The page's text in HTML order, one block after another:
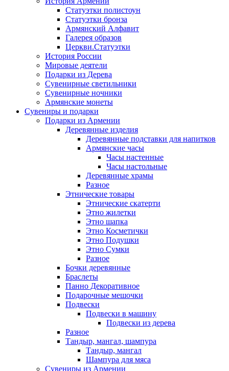
Статуэтки полистоун
Статуэтки бронза
Армянский Алфавит
Галерея образов
Церкви.Статуэтки
История России
Мировые деятели
Подарки из Дерева
Сувенирные светильники
Сувенирные ночники
Армянские монеты
Сувениры и подарки
Подарки из Армении
Деревянные изделия
Деревянные подставки для напитков
Армянские часы
Часы настенные
Часы настольные
Деревянные храмы
Разное
Этнические товары
Этнические скатерти
Этно жилетки
Этно шапка
Этно Косметички
Этно Подушки
Этно Сумки
Разное
Бочки деревянные
Браслеты
Панно Декоративное
Подарочные мешочки
Подвески
Подвески в машину
Подвески из дерева
Разное
Тандыр, мангал, шампура
Тандыр, мангал
Шампура для мяса
Сувениры из Армении